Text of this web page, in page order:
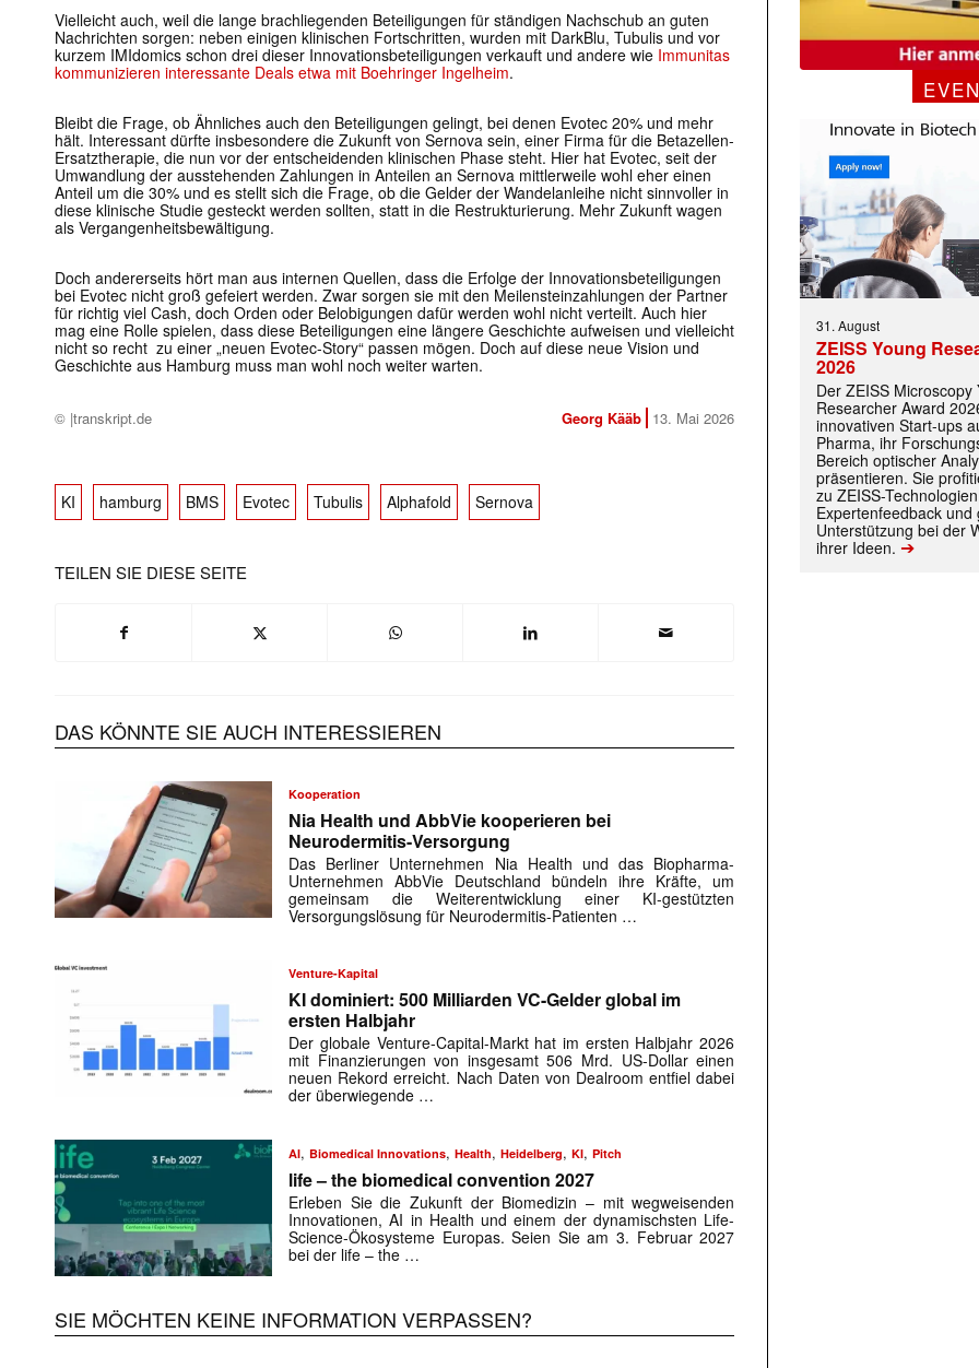
Vielleicht auch, weil die lange brachliegenden Beteiligungen für ständigen Nachschub an guten
Nachrichten sorgen: neben einigen klinischen Fortschritten, wurden mit DarkBlu, Tubulis und vor
kurzem IMIdomics schon drei dieser Innovationsbeteiligungen verkauft und andere wie Immunitas
kommunizieren interessante Deals etwa mit Boehringer Ingelheim.
Bleibt die Frage, ob Ähnliches auch den Beteiligungen gelingt, bei denen Evotec 20% und mehr
hält. Interessant dürfte insbesondere die Zukunft von Sernova sein, einer Firma für die Betazellen-
Ersatztherapie, die nun vor der entscheidenden klinischen Phase steht. Hier hat Evotec, seit der
Umwandlung der ausstehenden Zahlungen in Anteilen an Sernova mittlerweile wohl eher einen
Anteil um die 30% und es stellt sich die Frage, ob die Gelder der Wandelanleihe nicht sinnvoller in
diese klinische Studie gesteckt werden sollten, statt in die Restrukturierung. Mehr Zukunft wagen
als Vergangenheitsbewältigung.
Doch andererseits hört man aus internen Quellen, dass die Erfolge der Innovationsbeteiligungen
bei Evotec nicht groß gefeiert werden. Zwar sorgen sie mit den Meilensteinzahlungen der Partner
für richtig viel Cash, doch Orden oder Belobigungen dafür werden wohl nicht verteilt. Auch hier
mag eine Rolle spielen, dass diese Beteiligungen eine längere Geschichte aufweisen und vielleicht
nicht so recht zu einer „neuen Evotec-Story“ passen mögen. Doch auf diese neue Vision und
Geschichte aus Hamburg muss man wohl noch weiter warten.
© |transkript.de Georg Kääb 13. Mai 2026
KI hamburg BMS Evotec Tubulis Alphafold Sernova
TEILEN SIE DIESE SEITE
DAS KÖNNTE SIE AUCH INTERESSIEREN
Kooperation
Nia Health und AbbVie kooperieren bei
Neurodermitis-Versorgung
Das Berliner Unternehmen Nia Health und das Biopharma-
Unternehmen AbbVie Deutschland bündeln ihre Kräfte, um
gemeinsam die Weiterentwicklung einer KI-gestützten
Versorgungslösung für Neurodermitis-Patienten …
Venture-Kapital
KI dominiert: 500 Milliarden VC-Gelder global im
ersten Halbjahr
Der globale Venture-Capital-Markt hat im ersten Halbjahr 2026
mit Finanzierungen von insgesamt 506 Mrd. US-Dollar einen
neuen Rekord erreicht. Nach Daten von Dealroom entfiel dabei
der überwiegende …
AI,Biomedical Innovations,Health,Heidelberg,KI,Pitch
life – the biomedical convention 2027
Erleben Sie die Zukunft der Biomedizin – mit wegweisenden
Innovationen, AI in Health und einem der dynamischsten Life-
Science-Ökosysteme Europas. Seien Sie am 3. Februar 2027
bei der life – the …
SIE MÖCHTEN KEINE INFORMATION VERPASSEN?
31. August
ZEISS Young
2026
Der ZEISS Microscopy
Researcher Award
innovativen Start-ups
Pharma, ihr
Bereich optischer
präsentieren. Sie
zu ZEISS-
Expertenfeedback und
Unterstützung bei der
ihrer Ideen. ➔